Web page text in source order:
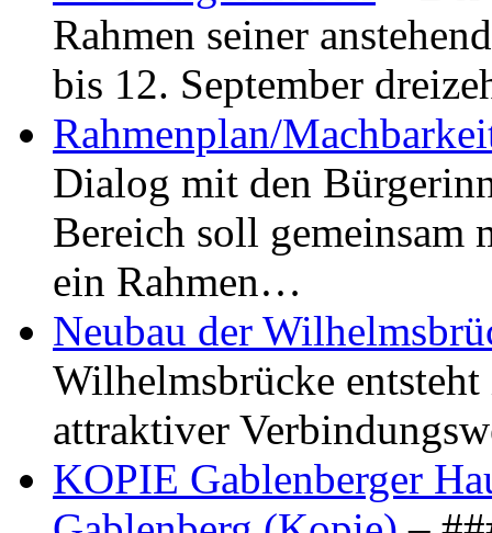
Rahmen seiner
bis 12. September
Rahmenplan/
Dialog mit den
Bereich soll gemeinsam
ein Rahmen…
Neubau der
Wilhelmsbrücke
attraktiver
KOPIE Gablenberger